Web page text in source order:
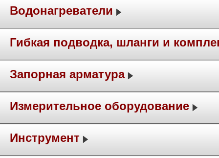
Водонагреватели
Гибкая подводка, шланги и
Запорная арматура
Измерительное оборудование
Инструмент